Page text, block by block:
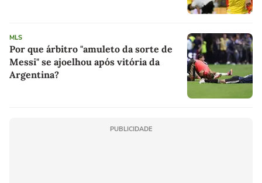
MLS
Por que árbitro "amuleto da sorte de
Messi" se ajoelhou após vitória da
Argentina?
PUBLICIDADE